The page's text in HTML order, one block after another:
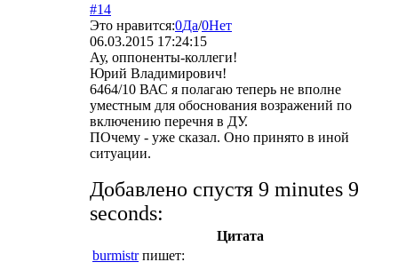
#14
Это нравится:0Да/0Нет
06.03.2015 17:24:15
Ау, оппоненты-коллеги!
Юрий Владимирович!
6464/10 ВАС я полагаю теперь не вполне
уместным для обоснования возражений по
включению перечня в ДУ.
ПОчему - уже сказал. Оно принято в иной
ситуации.
Добавлено спустя 9 minutes 9
seconds:
Цитата
burmistrпишет: